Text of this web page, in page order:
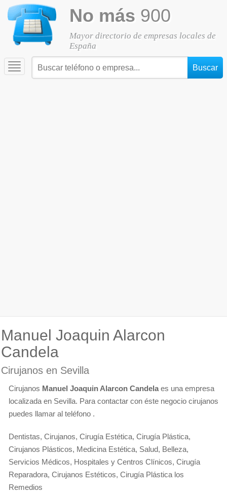
No más 900
Mayor directorio de empresas locales de
España
Toggle
navigation
Manuel Joaquin Alarcon
Candela
Cirujanos en Sevilla
Cirujanos Manuel Joaquin Alarcon Candela es una empresa
localizada en Sevilla. Para contactar con éste negocio cirujanos
puedes llamar al teléfono .
Dentistas, Cirujanos, Cirugía Estética, Cirugía Plástica,
Cirujanos Plásticos, Medicina Estética, Salud, Belleza,
Servicios Médicos, Hospitales y Centros Clínicos, Cirugía
Reparadora, Cirujanos Estéticos, Cirugía Plástica los
Remedios